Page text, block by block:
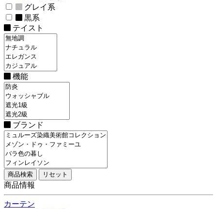
グレイ系
黒系
テイスト
機能
ブランド
商品情報
カーテン